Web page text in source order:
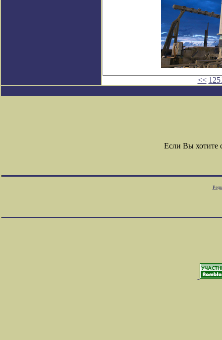
<<
Если Вы хотите